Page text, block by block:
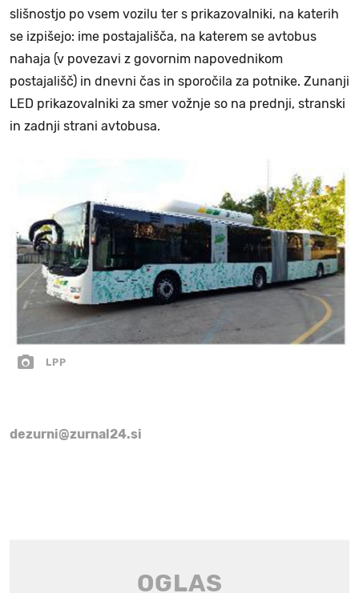
slišnostjo po vsem vozilu ter s prikazovalniki, na katerih
se izpišejo: ime postajališča, na katerem se avtobus
nahaja (v povezavi z govornim napovednikom
postajališč) in dnevni čas in sporočila za potnike. Zunanji
LED prikazovalniki za smer vožnje so na prednji, stranski
in zadnji strani avtobusa.
LPP
dezurni@zurnal24.si